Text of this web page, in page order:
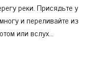
реки. Присядьте у
и переливайте из
или вслух…